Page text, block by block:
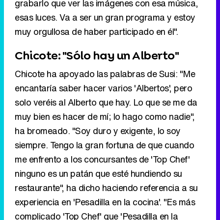
grabarlo que ver las imágenes con esa música,
esas luces. Va a ser un gran programa y estoy
muy orgullosa de haber participado en él".
Chicote: "Sólo hay un Alberto"
Chicote ha apoyado las palabras de Susi: "Me
encantaría saber hacer varios 'Albertos', pero
solo veréis al Alberto que hay. Lo que se me da
muy bien es hacer de mí; lo hago como nadie",
ha bromeado. "Soy duro y exigente, lo soy
siempre. Tengo la gran fortuna de que cuando
me enfrento a los concursantes de 'Top Chef'
ninguno es un patán que esté hundiendo su
restaurante", ha dicho haciendo referencia a su
experiencia en 'Pesadilla en la cocina'. "Es más
complicado 'Top Chef' que 'Pesadilla en la